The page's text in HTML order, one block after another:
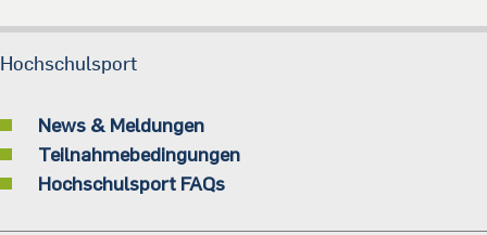
Hochschulsport
News & Meldungen
Teilnahmebedingungen
Hochschulsport FAQs